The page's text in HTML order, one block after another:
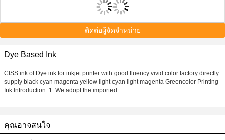
ติดต่อผู้จัดจำหน่าย
Dye Based Ink
CISS ink of Dye ink for inkjet printer with good fluency vivid color factory directly
supply​ black cyan magenta yellow light cyan light magenta Greencolor Printing
Ink Introduction: 1. We adopt the imported ...
คุณอาจสนใจ